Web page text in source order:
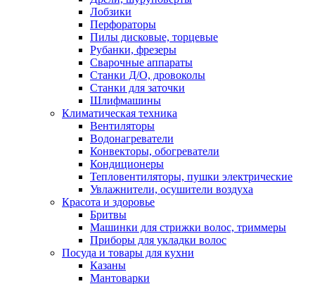
Лобзики
Перфораторы
Пилы дисковые, торцевые
Рубанки, фрезеры
Сварочные аппараты
Станки Д/О, дровоколы
Станки для заточки
Шлифмашины
Климатическая техника
Вентиляторы
Водонагреватели
Конвекторы, обогреватели
Кондиционеры
Тепловентиляторы, пушки электрические
Увлажнители, осушители воздуха
Красота и здоровье
Бритвы
Машинки для стрижки волос, триммеры
Приборы для укладки волос
Посуда и товары для кухни
Казаны
Мантоварки